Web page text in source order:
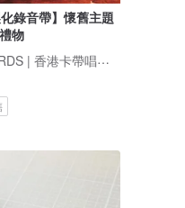
錄音帶】懷舊主題
物
FINDME RECORDS | 香港卡帶唱片生活店